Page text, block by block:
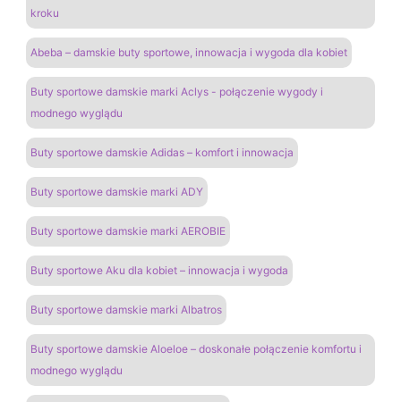
kroku
Abeba – damskie buty sportowe, innowacja i wygoda dla kobiet
Buty sportowe damskie marki Aclys - połączenie wygody i
modnego wyglądu
Buty sportowe damskie Adidas – komfort i innowacja
Buty sportowe damskie marki ADY
Buty sportowe damskie marki AEROBIE
Buty sportowe Aku dla kobiet – innowacja i wygoda
Buty sportowe damskie marki Albatros
Buty sportowe damskie Aloeloe – doskonałe połączenie komfortu i
modnego wyglądu